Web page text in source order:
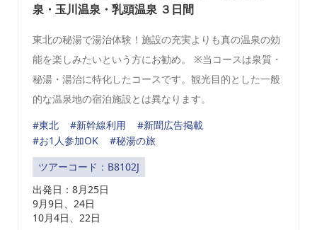
泉・玉川温泉・乳頭温泉 ３日間
東北の秘湯で湯治体験！施設の充実よりも真の温泉の効
能を楽しみたいという方にお勧め。 ※当コースは泉質・
秘湯・湯治に特化したコースです。観光目的とした一般
的な温泉地の宿泊施設とは異なります。
#東北
#新幹線利用
#新聞広告掲載
#お1人参加OK
#秘湯の旅
ツアーコード：B8102J
出発日： 8月25日
9月9日、24日
10月4日、22日